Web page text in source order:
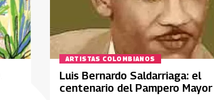
ARTISTAS COLOMBIANOS
Luis Bernardo Saldarriaga: el
centenario del Pampero Mayor